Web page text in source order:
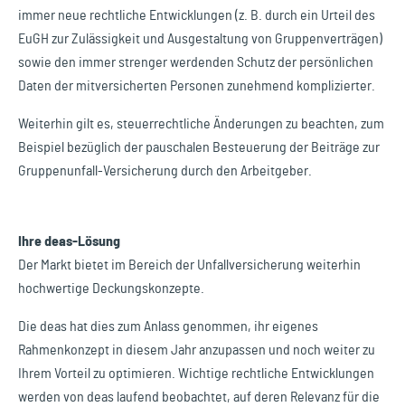
immer neue rechtliche Entwicklungen (z. B. durch ein Urteil des
EuGH zur Zulässigkeit und Ausgestaltung von Gruppenverträgen)
sowie den immer strenger werdenden Schutz der persönlichen
Daten der mitversicherten Personen zunehmend komplizierter.
Weiterhin gilt es, steuerrechtliche Änderungen zu beachten, zum
Beispiel bezüglich der pauschalen Besteuerung der Beiträge zur
Gruppenunfall-Versicherung durch den Arbeitgeber.
Ihre deas-Lösung
Der Markt bietet im Bereich der Unfallversicherung weiterhin
hochwertige Deckungskonzepte.
Die deas hat dies zum Anlass genommen, ihr eigenes
Rahmenkonzept in diesem Jahr anzupassen und noch weiter zu
Ihrem Vorteil zu optimieren. Wichtige rechtliche Entwicklungen
werden von deas laufend beobachtet, auf deren Relevanz für die